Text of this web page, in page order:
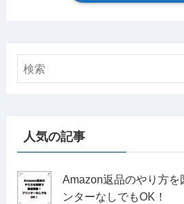
人気の記事
Amazon返品のやり方を
ンターなしでもOK！